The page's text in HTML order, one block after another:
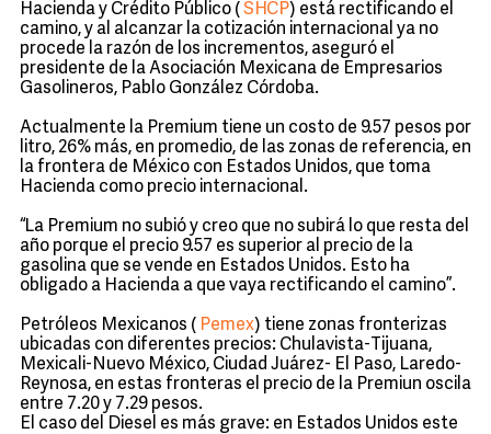
Hacienda y Crédito Público ( SHCP) está rectificando el
camino, y al alcanzar la cotización internacional ya no
procede la razón de los incrementos, aseguró el
presidente de la Asociación Mexicana de Empresarios
Gasolineros, Pablo González Córdoba.
Actualmente la Premium tiene un costo de 9.57 pesos por
litro, 26% más, en promedio, de las zonas de referencia, en
la frontera de México con Estados Unidos, que toma
Hacienda como precio internacional.
“La Premium no subió y creo que no subirá lo que resta del
año porque el precio 9.57 es superior al precio de la
gasolina que se vende en Estados Unidos. Esto ha
obligado a Hacienda a que vaya rectificando el camino”.
Petróleos Mexicanos ( Pemex) tiene zonas fronterizas
ubicadas con diferentes precios: Chulavista-Tijuana,
Mexicali-Nuevo México, Ciudad Juárez- El Paso, Laredo-
Reynosa, en estas fronteras el precio de la Premiun oscila
entre 7.20 y 7.29 pesos.
El caso del Diesel es más grave: en Estados Unidos este